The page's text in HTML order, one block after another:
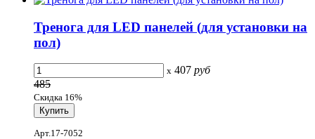
Тренога для LED панелей (для установки на
пол)
x 407 руб
485
Скидка 16%
Арт.17-7052